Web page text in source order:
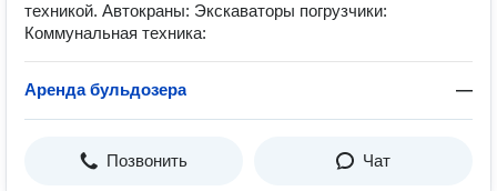
техникой. Автокраны: Экскаваторы погрузчики:
Коммунальная техника:
Аренда бульдозера —
Позвонить Чат